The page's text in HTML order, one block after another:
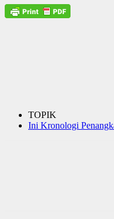
TOPIK
Ini Kronologi